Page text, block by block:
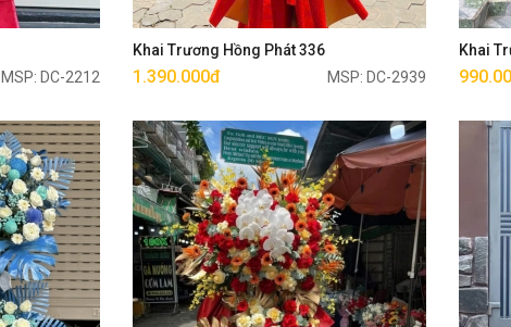
MSP: DC-2212
Khai Trương Hồng Phát 336
1.390.000đ MSP: DC-2939
Mua ngay
Khai